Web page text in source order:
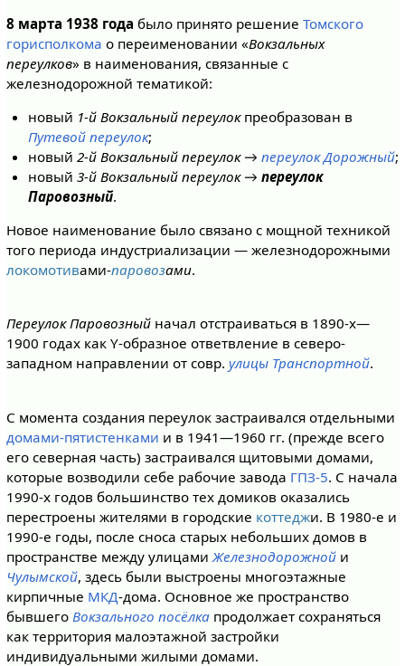
8 марта 1938 года было принято решение Томского
горисполкома о переименовании «Вокзальных
переулков» в наименования, связанные с
железнодорожной тематикой:
новый 1-й Вокзальный переулокпреобразован в
Путевой переулок;
новый2-й Вокзальный переулок→переулок Дорожный;
новый3-й Вокзальный переулок→переулок
Паровозный.
Новое наименование было связано с мощной техникой
того периода индустриализации — железнодорожными
локомотивами-паровозами.
Переулок Паровозныйначал отстраиваться в 1890-х—
1900 годах как Y-образное ответвление в северо-
западном направлении от совр. улицы Транспортной.
С момента создания переулок застраивался отдельными
домами-пятистенками и в 1941—1960 гг. (прежде всего
его северная часть) застраивался щитовыми домами,
которые возводили себе рабочие завода ГПЗ-5. С начала
1990-х годов большинство тех домиков оказались
перестроены жителями в городские коттеджи. В 1980-е и
1990-е годы, после сноса старых небольших домов в
пространстве между улицами Железнодорожнойи
Чулымской, здесь были выстроены многоэтажные
кирпичные МКД-дома. Основное же пространство
бывшего Вокзального посёлкапродолжает сохраняться
как территория малоэтажной застройки
индивидуальными жилыми домами.